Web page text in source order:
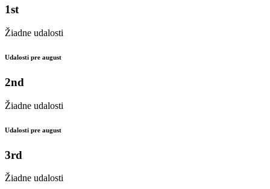
1st
Žiadne udalosti
Udalosti pre august
2nd
Žiadne udalosti
Udalosti pre august
3rd
Žiadne udalosti